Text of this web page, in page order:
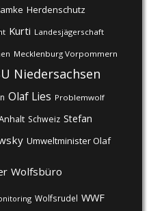
Herdenschutz
Kurti Landesjägerschaft
Mecklenburg Vorpommern
Niedersachsen
Olaf Lies Problemwolf
Schweiz Stefan
Umweltminister Olaf
Wolfsbüro
Wolfsrudel WWF